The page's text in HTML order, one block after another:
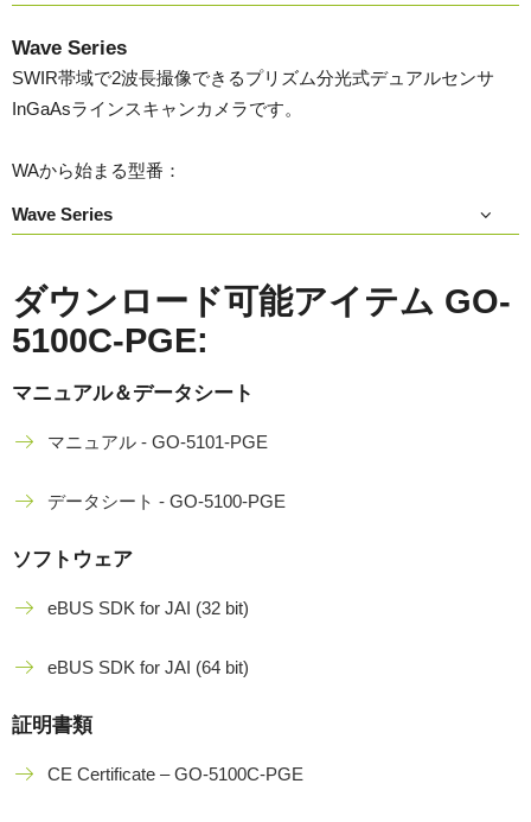
Wave Series
SWIR帯域で2波長撮像できるプリズム分光式デュアルセンサ
InGaAsラインスキャンカメラです。
WAから始まる型番：
Wave Series
ダウンロード可能アイテム GO-
5100C-PGE:
マニュアル＆データシート
マニュアル - GO-5101-PGE
データシート - GO-5100-PGE
ソフトウェア
eBUS SDK for JAI (32 bit)
eBUS SDK for JAI (64 bit)
証明書類
CE Certificate – GO-5100C-PGE